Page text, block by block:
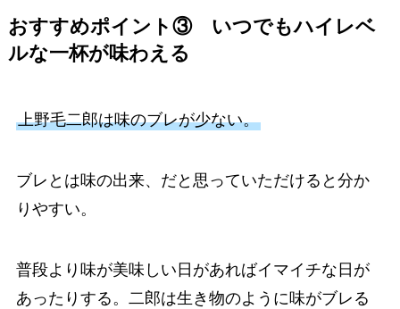
おすすめポイント③ いつでもハイレベ
ルな一杯が味わえる
上野毛二郎は味のブレが少ない。
ブレとは味の出来、だと思っていただけると分か
りやすい。
普段より味が美味しい日があればイマイチな日が
あったりする。二郎は生き物のように味がブレる